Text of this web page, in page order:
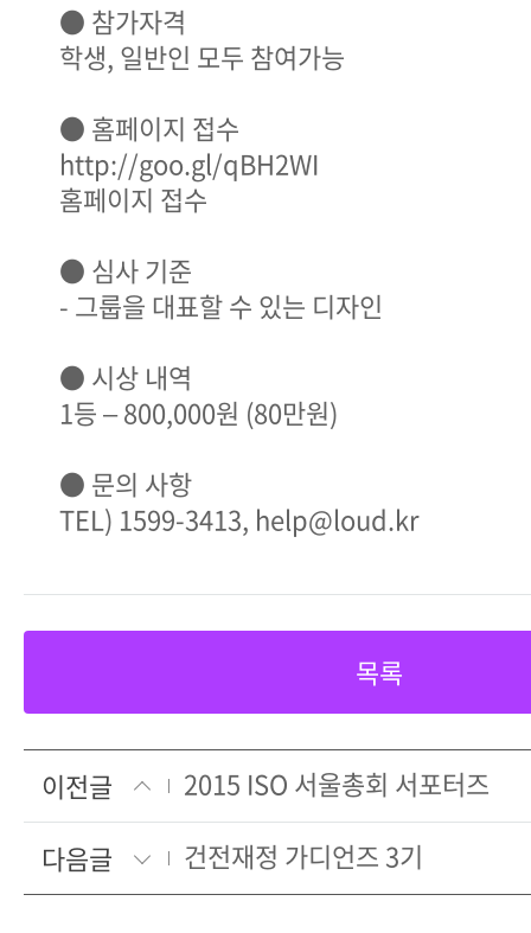
● 참가자격
학생, 일반인 모두 참여가능
● 홈페이지 접수
http://goo.gl/qBH2WI
홈페이지 접수
● 심사 기준
- 그룹을 대표할 수 있는 디자인
● 시상 내역
1등 – 800,000원 (80만원)
● 문의 사항
TEL) 1599-3413, help@loud.kr
목록
이전글
2015 ISO 서울총회 서포터즈
다음글
건전재정 가디언즈 3기